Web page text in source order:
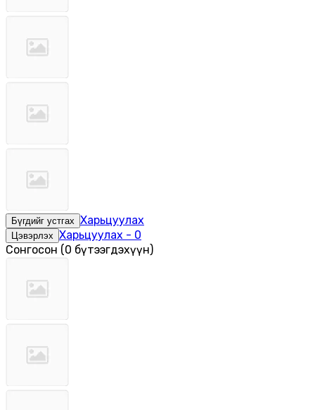
Бүгдийг устгах Харьцуулах
Цэвэрлэх Харьцуулах - 0
Сонгосон (0 бүтээгдэхүүн)